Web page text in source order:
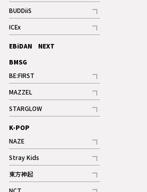
記事
BUDDiiS
記事
ICEx
記事
EBiDAN NEXT
BMSG
BE:FIRST
記事
ギャラリー
MAZZEL
記事
ギャラリー
STARGLOW
記事
K-POP
NAZE
記事
Stray Kids
記事
東方神起
記事
NCT